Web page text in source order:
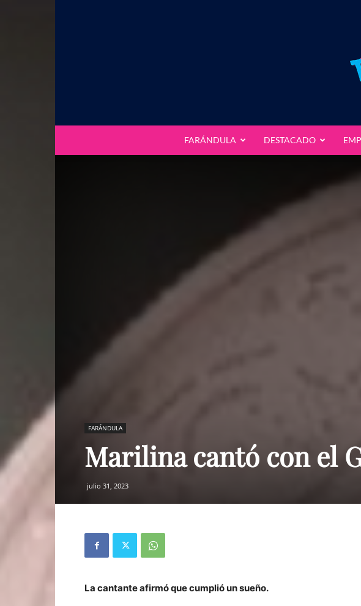
FARÁNDULA DESTACADO
FARÁNDULA
Marilina cantó con el
julio 31, 2023
La cantante afirmó que cumplió un sueño.